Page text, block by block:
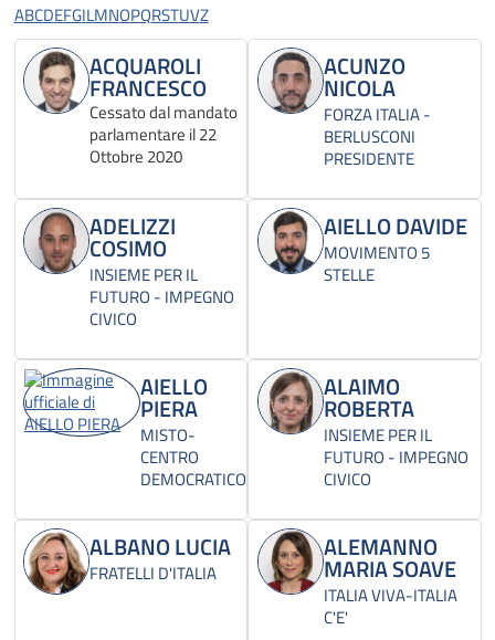
ABCDEFGILMNOPQRSTUVZ
ACQUAROLI
FRANCESCO
Cessato dal mandato
parlamentare il 22
Ottobre 2020
ACUNZO
NICOLA
FORZA ITALIA -
BERLUSCONI
PRESIDENTE
ADELIZZI
COSIMO
INSIEME PER IL
FUTURO - IMPEGNO
CIVICO
AIELLO DAVIDE
MOVIMENTO 5
STELLE
AIELLO
PIERA
MISTO-
CENTRO
DEMOCRATICO
ALAIMO
ROBERTA
INSIEME PER IL
FUTURO - IMPEGNO
CIVICO
ALBANO LUCIA
FRATELLI D'ITALIA
ALEMANNO
MARIA SOAVE
ITALIA VIVA-ITALIA
C'E'